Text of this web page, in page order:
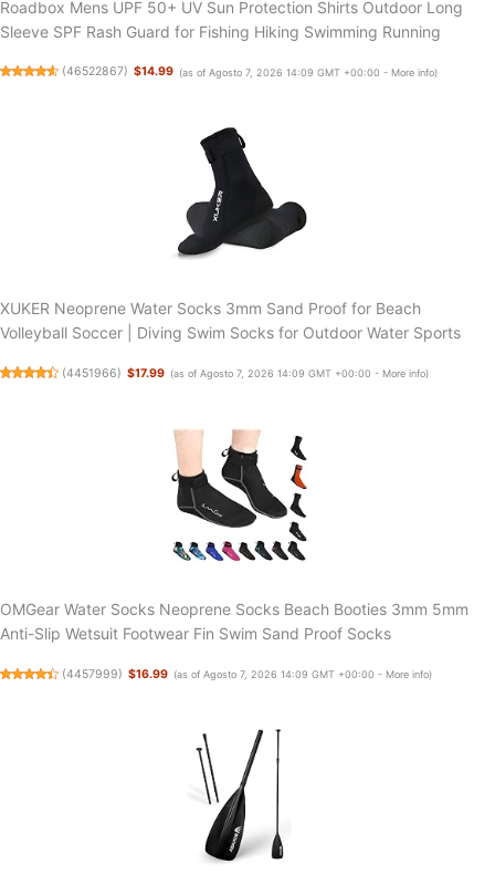
Roadbox Mens UPF 50+ UV Sun Protection Shirts Outdoor Long
Sleeve SPF Rash Guard for Fishing Hiking Swimming Running
(46522867) $14.99 (as of Agosto 7, 2026 14:09 GMT +00:00 - More info)
XUKER Neoprene Water Socks 3mm Sand Proof for Beach
Volleyball Soccer | Diving Swim Socks for Outdoor Water Sports
(4451966) $17.99 (as of Agosto 7, 2026 14:09 GMT +00:00 - More info)
OMGear Water Socks Neoprene Socks Beach Booties 3mm 5mm
Anti-Slip Wetsuit Footwear Fin Swim Sand Proof Socks
(4457999) $16.99 (as of Agosto 7, 2026 14:09 GMT +00:00 - More info)